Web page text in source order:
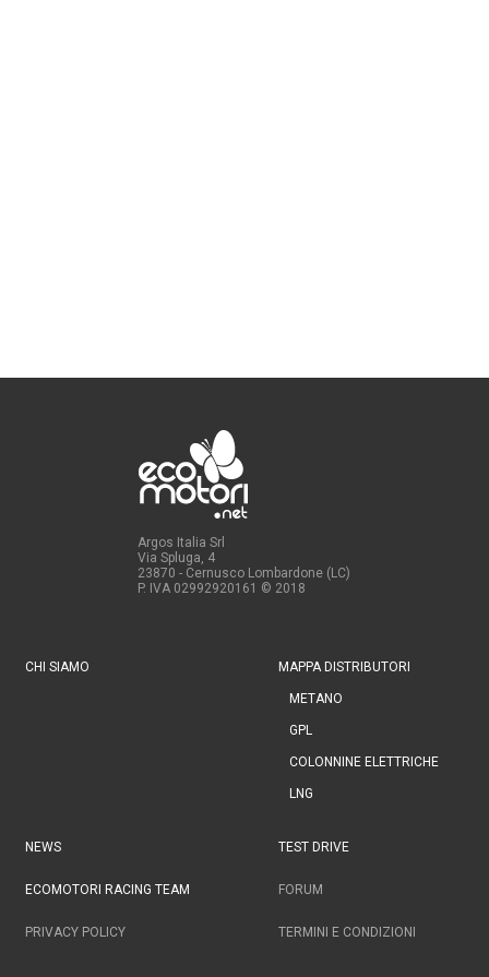
Argos Italia Srl
Via Spluga, 4
23870 - Cernusco Lombardone (LC)
P. IVA 02992920161 © 2018
CHI SIAMO MAPPA DISTRIBUTORI
METANO
GPL
COLONNINE ELETTRICHE
LNG
NEWS TEST DRIVE
ECOMOTORI RACING TEAM FORUM
PRIVACY POLICY TERMINI E CONDIZIONI